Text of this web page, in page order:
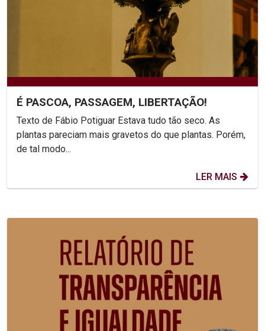
É PASCOA, PASSAGEM, LIBERTAÇÃO!
Texto de Fábio Potiguar Estava tudo tão seco. As
plantas pareciam mais gravetos do que plantas. Porém,
de tal modo...
LER MAIS